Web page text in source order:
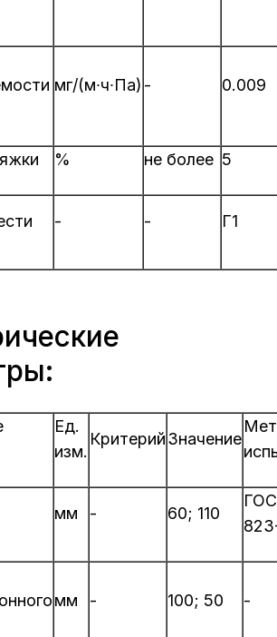
мг/(м∙ч∙Па) - 0.009
% не более 5
- - Г1
Ед.
изм.
КритерийЗначение
мм - 60; 110
мм - 100; 50 -